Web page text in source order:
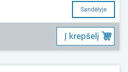
Sandėlyje
Į krepšelį